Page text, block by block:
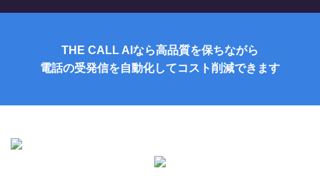
THE CALL AIなら高品質を保ちながら
電話の受発信を自動化してコスト削減できます